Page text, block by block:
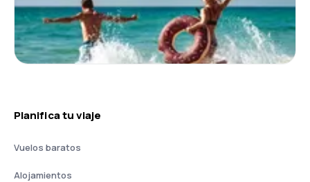
Planifica tu viaje
Vuelos baratos
Alojamientos